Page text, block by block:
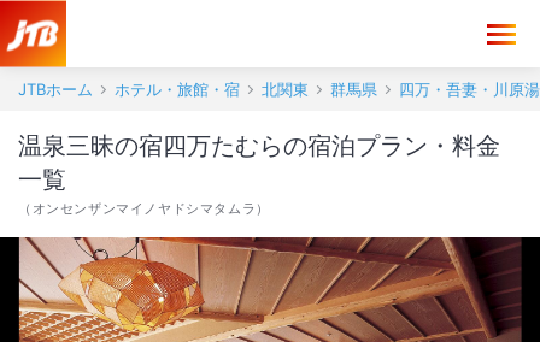
JTBホーム ホテル・旅館・宿 北関東 群馬県 四万・吾妻・川原湯
温泉三昧の宿四万たむらの宿泊プラン・料金
一覧
（ オンセンザンマイノヤドシマタムラ ）